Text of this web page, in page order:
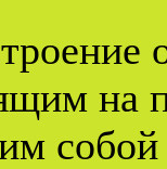
на
собой